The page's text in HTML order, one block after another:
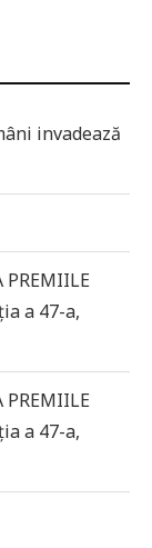
invadează
a 47-a,
a 47-a,